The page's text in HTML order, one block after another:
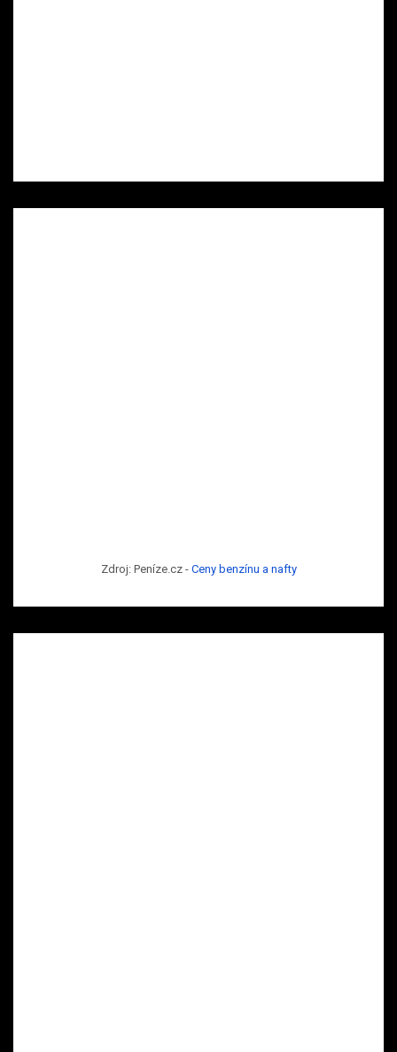
Zdroj: Peníze.cz - Ceny benzínu a nafty